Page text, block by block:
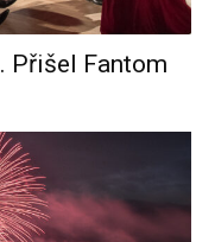
Přišel Fantom